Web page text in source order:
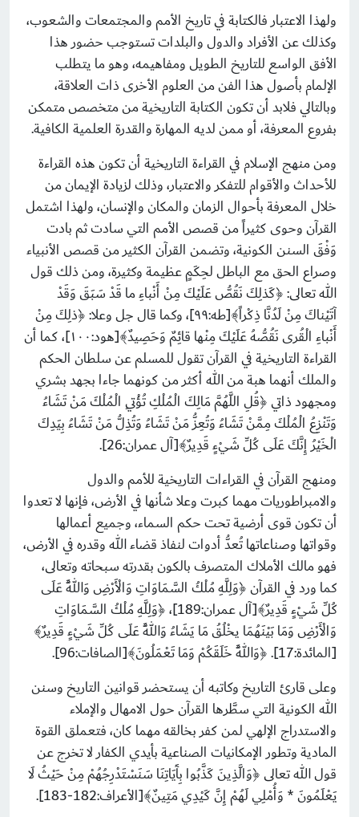
ولهذا الاعتبار فالكتابة في تاريخ الأمم والمجتمعات والشعوب،
وكذلك عن الأفراد والدول والبلدات تستوجب حضور هذا
الأفق الواسع للتاريخ الطويل ومفاهيمه، وهو ما يتطلب
الإلمام بأصول هذا الفن من العلوم الأخرى ذات العلاقة،
وبالتالي فلابد أن تكون الكتابة التاريخية من متخصص متمكن
بفروع المعرفة، أو ممن لديه المهارة والقدرة العلمية الكافية.
ومن منهج الإسلام في القراءة التاريخية أن تكون هذه القراءة
للأحداث والأقوام للتفكر والاعتبار، وذلك لزيادة الإيمان من
خلال المعرفة بأحوال الزمان والمكان والإنسان، ولهذا اشتمل
القرآن وحوى كثيراً من قصص الأمم التي سادت ثم بادت
وَفْقَ السنن الكونية، وتضمن القرآن الكثير من قصص الأنبياء
وصراع الحق مع الباطل لحِكَمٍ عظيمة وكثيرة، ومن ذلك قول
الله تعالى: ﴿كَذلِكَ نَقُصُّ عَلَيْكَ مِنْ أَنْباءِ ما قَدْ سَبَقَ وَقَدْ
آتَيْناكَ مِنْ لَدُنَّا ذِكْراً﴾[طه:٩٩]، وكما قال جل وعلا: ﴿ذلِكَ مِنْ
أَنْباءِ الْقُرى نَقُصُّهُ عَلَيْكَ مِنْها قائِمٌ وَحَصِيدٌ﴾[هود:١٠٠]، كما أن
القراءة التاريخية في القرآن تقول للمسلم عن سلطان الحكم
والملك أنهما هبة من الله أكثر من كونهما جاءا بجهد بشري
ومجهود ذاتي ﴿قُلِ اللَّهُمَّ مَالِكَ الْمُلْكِ تُؤْتِي الْمُلْكَ مَنْ تَشَاءُ
وَتَنْزِعُ الْمُلْكَ مِمَّنْ تَشَاءُ وَتُعِزُّ مَنْ تَشَاءُ وَتُذِلُّ مَنْ تَشَاءُ بِيَدِكَ
الْخَيْرُ إِنَّكَ عَلَى كُلِّ شَيْءٍ قَدِيرٌ﴾[آل عمران:26].
ومنهج القرآن في القراءات التاريخية للأمم والدول
والامبراطوريات مهما كبرت وعلا شأنها في الأرض، فإنها لا تعدوا
أن تكون قوى أرضية تحت حكم السماء، وجميع أعمالها
وقواتها وصناعاتها تُعدُّ أدوات لنفاذ قضاء الله وقدره في الأرض،
فهو مالك الأملاك المتصرف بالكون بقدرته سبحاته وتعالى،
كما ورد في القرآن ﴿وَلِلَّهِ مُلْكُ السَّمَاوَاتِ وَالْأَرْضِ وَاللَّهُ عَلَى
كُلِّ شَيْءٍ قَدِيرٌ﴾[آل عمران:189]، ﴿وَلِلَّهِ مُلْكُ السَّمَاوَاتِ
وَالْأَرْضِ وَمَا بَيْنَهُمَا يخْلُقُ مَا يَشَاءُ وَاللَّهُ عَلَى كُلِّ شَيْءٍ قَدِيرٌ﴾
[المائدة:17]. ﴿وَاللَّهُ خَلَقَكُمْ وَمَا تَعْمَلُونَ﴾[الصافات:96].
وعلى قارئ التاريخ وكاتبه أن يستحضر قوانين التاريخ وسنن
الله الكونية التي سطَّرها القرآن حول الامهال والإملاء
والاستدراج الإلهي لمن كفر بخالقه مهما كان، فتعملق القوة
المادية وتطور الإمكانيات الصناعية بأيدي الكفار لا تخرج عن
قول الله تعالى ﴿وَالَّذِينَ كَذَّبُوا بِآَيَاتِنَا سَنَسْتَدْرِجُهُمْ مِنْ حَيْثُ لَا
يَعْلَمُونَ * وَأُمْلِي لَهُمْ إِنَّ كَيْدِي مَتِينٌ﴾[الأعراف:182-183].